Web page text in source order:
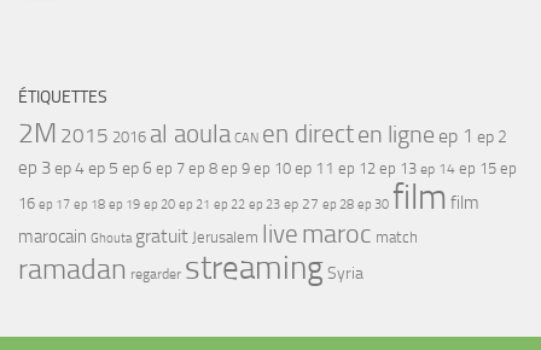
ÉTIQUETTES
2M 2015 2016 al aoula CAN en directen ligne ep 1 ep 2
ep 3ep 4ep 5 ep 6 ep 7 ep 8 ep 9 ep 10 ep 11 ep 12 ep 13 ep 14 ep 15 ep
16 ep 17 ep 18 ep 19 ep 20 ep 21 ep 22 ep 23 ep 27 ep 28 ep 30 film film
marocain Ghouta gratuit Jerusalem live maroc match
ramadan regarder streamingSyria